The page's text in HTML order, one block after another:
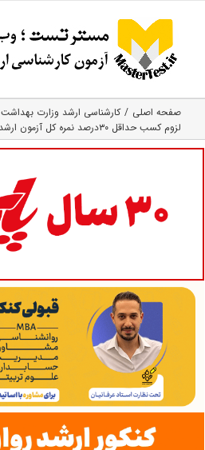
content
صفحه اصلی
کارشناسی ارشد وزارت بهداشت
لزوم کسب حداقل ۳۰درصد نمره کل آزمون ارشد ۹۷ وزارت بهداشت